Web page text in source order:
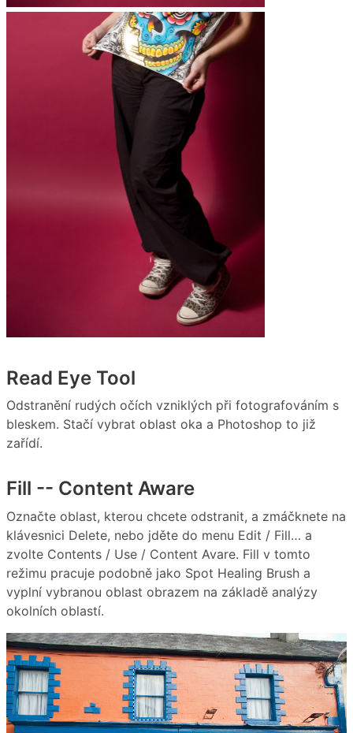
Read Eye Tool
Odstranění rudých očích vzniklých při fotografováním s
bleskem. Stačí vybrat oblast oka a Photoshop to již
zařídí.
Fill -- Content Aware
Označte oblast, kterou chcete odstranit, a zmáčknete na
klávesnici Delete, nebo jděte do menu Edit / Fill… a
zvolte Contents / Use / Content Avare. Fill v tomto
režimu pracuje podobně jako Spot Healing Brush a
vyplní vybranou oblast obrazem na základě analýzy
okolních oblastí.